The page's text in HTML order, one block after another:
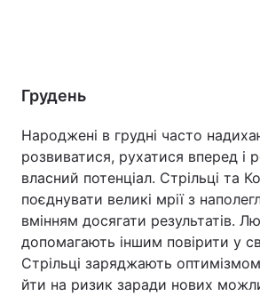
Грудень
Народжені в грудні часто
розвиватися, рухатися вперед і
власний потенціал. Стрільці та
поєднувати великі мрії з
вмінням досягати результатів.
допомагають іншим повірити у
Стрільці заряджають оптимізмом
йти на ризик заради нових